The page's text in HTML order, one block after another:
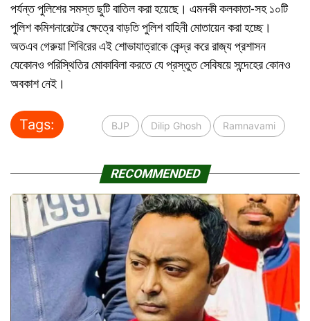
পর্যন্ত পুলিশের সমস্ত ছুটি বাতিল করা হয়েছে। এমনকী কলকাতা-সহ ১০টি
পুলিশ কমিশনারেটের ক্ষেত্রে বাড়তি পুলিশ বাহিনী মোতায়েন করা হচ্ছে।
অতএব গেরুয়া শিবিরের এই শোভাযাত্রাকে কেন্দ্র করে রাজ্য প্রশাসন
যেকোনও পরিস্থিতির মোকাবিলা করতে যে প্রস্তুত সেবিষয়ে সন্দেহের কোনও
অবকাশ নেই।
Tags: BJP Dilip Ghosh Ramnavami
RECOMMENDED